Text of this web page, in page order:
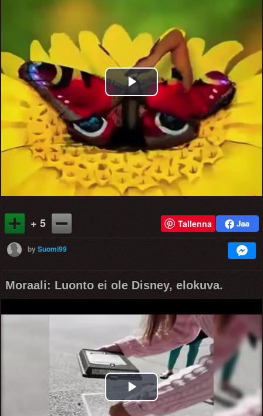
Play
Video
+ 5 Tallenna
bySuomi99
Moraali: Luonto ei ole Disney, elokuva.
Play